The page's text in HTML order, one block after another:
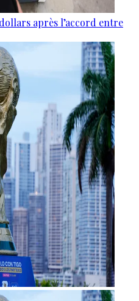
après l’accord entre